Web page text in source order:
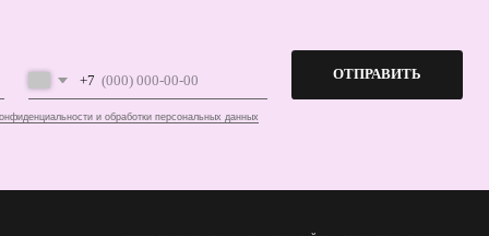
Г. МОСКВА, ДЕРБЕНЕВСКАЯ
НАБЕРЕЖНАЯ, Д. 7, СТР. 2